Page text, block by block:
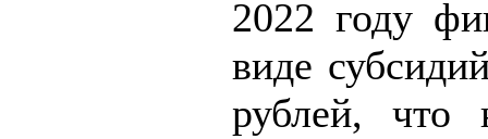
2022 году
виде
рублей, что